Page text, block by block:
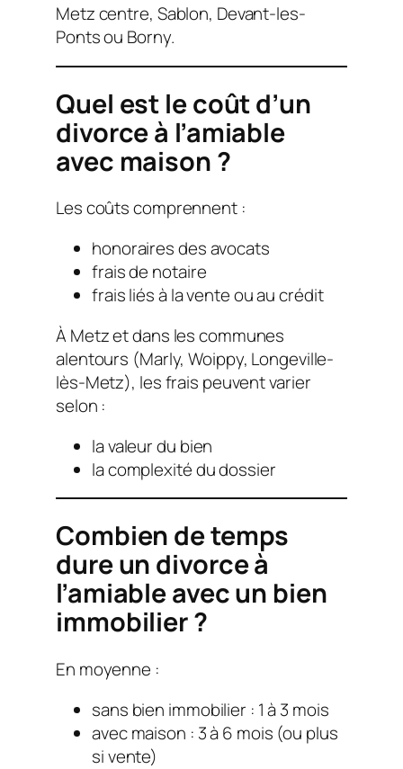
Metz centre, Sablon, Devant-les-
Ponts ou Borny.
Quel est le coût d’un
divorce à l’amiable
avec maison ?
Les coûts comprennent :
honoraires des avocats
frais de notaire
frais liés à la vente ou au crédit
À Metz et dans les communes
alentours (Marly, Woippy, Longeville-
lès-Metz), les frais peuvent varier
selon :
la valeur du bien
la complexité du dossier
Combien de temps
dure un divorce à
l’amiable avec un bien
immobilier ?
En moyenne :
sans bien immobilier : 1 à 3 mois
avec maison : 3 à 6 mois (ou plus
si vente)